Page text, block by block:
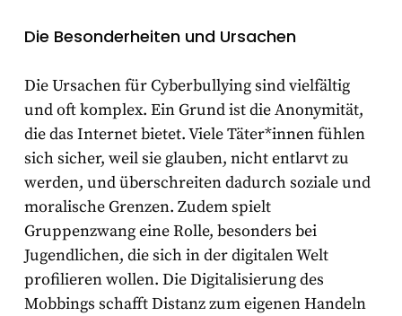
Die Besonderheiten und Ursachen
Die Ursachen für Cyberbullying sind vielfältig
und oft komplex. Ein Grund ist die Anonymität,
die das Internet bietet. Viele Täter*innen fühlen
sich sicher, weil sie glauben, nicht entlarvt zu
werden, und überschreiten dadurch soziale und
moralische Grenzen. Zudem spielt
Gruppenzwang eine Rolle, besonders bei
Jugendlichen, die sich in der digitalen Welt
profilieren wollen. Die Digitalisierung des
Mobbings schafft Distanz zum eigenen Handeln